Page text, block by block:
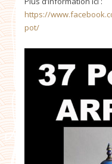
https://
pot/